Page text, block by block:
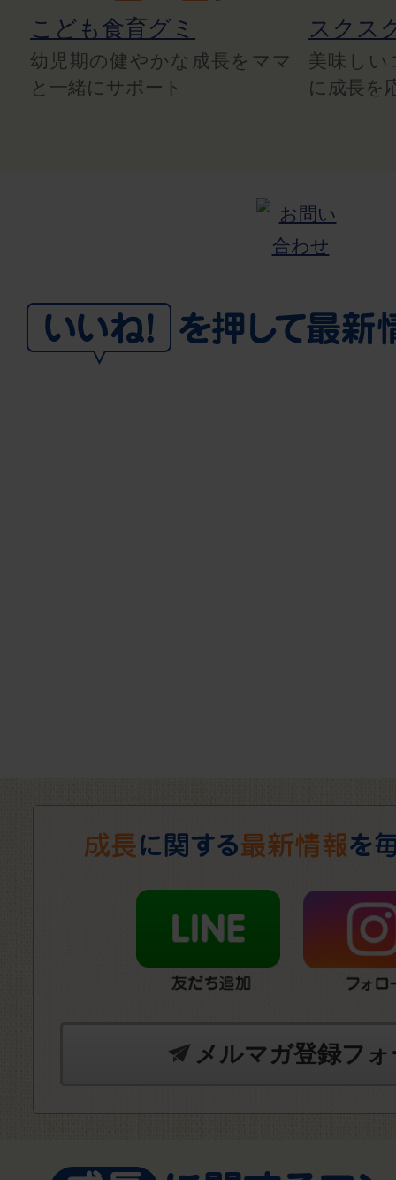
こども食育グミ
幼児期の健やかな成長をママ
と一緒にサポート
スクス
美味しい
に成長を
メルマガ登録フ